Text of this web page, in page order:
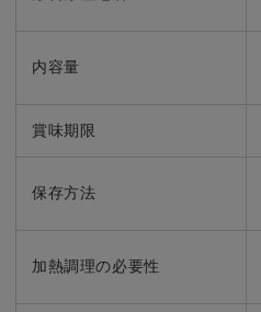
内容量
賞味期限
保存方法
加熱調理の必要性